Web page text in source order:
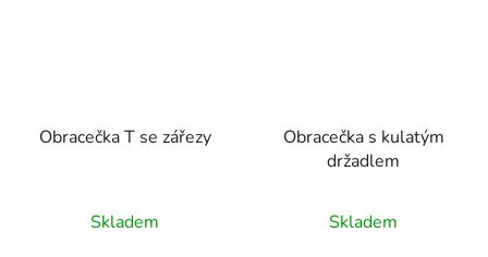
Obracečka T se zářezy
Skladem
Obracečka s kulatým
držadlem
Skladem